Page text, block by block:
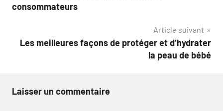
l’article
consommateurs
Article suivant
Les meilleures façons de protéger et d’hydrater
la peau de bébé
Laisser un commentaire